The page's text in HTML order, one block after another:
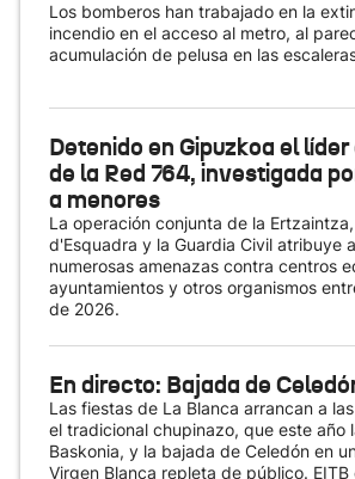
Los bomberos han trabajado en la
incendio en el acceso al metro, al
acumulación de pelusa en las
Detenido en Gipuzkoa el
de la Red 764, investigada
a menores
La operación conjunta de la
d'Esquadra y la Guardia Civil atribuye
numerosas amenazas contra centros
ayuntamientos y otros organismos
de 2026.
En directo: Bajada de
Las fiestas de La Blanca arrancan a
el tradicional chupinazo, que este año
Baskonia, y la bajada de Celedón en
Virgen Blanca repleta de público.